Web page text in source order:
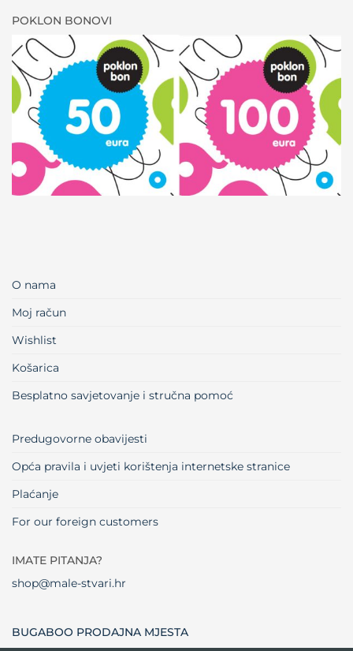
POKLON BONOVI
O nama
Moj račun
Wishlist
Košarica
Besplatno savjetovanje i stručna pomoć
Predugovorne obavijesti
Opća pravila i uvjeti korištenja internetske stranice
Plaćanje
For our foreign customers
IMATE PITANJA?
shop@male-stvari.hr
BUGABOO PRODAJNA MJESTA